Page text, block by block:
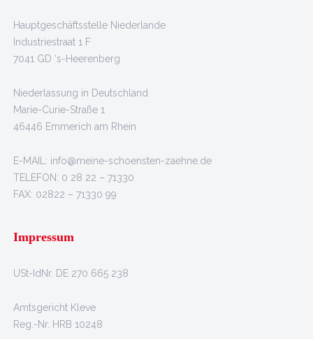
Hauptgeschäftsstelle Niederlande
Industriestraat 1 F
7041 GD ‘s-Heerenberg
Niederlassung in Deutschland
Marie-Curie-Straße 1
46446 Emmerich am Rhein
E-MAIL: info@meine-schoensten-zaehne.de
TELEFON: 0 28 22 – 71330
FAX: 02822 – 71330 99
Impressum
USt-IdNr. DE 270 665 238
Amtsgericht Kleve
Reg.-Nr. HRB 10248